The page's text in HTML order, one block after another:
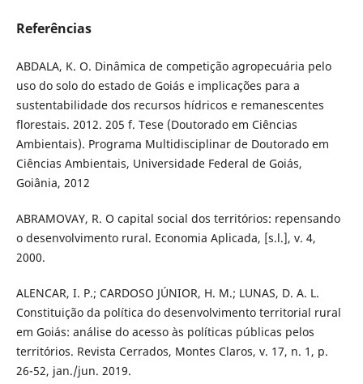
Referências
ABDALA, K. O. Dinâmica de competição agropecuária pelo
uso do solo do estado de Goiás e implicações para a
sustentabilidade dos recursos hídricos e remanescentes
florestais. 2012. 205 f. Tese (Doutorado em Ciências
Ambientais). Programa Multidisciplinar de Doutorado em
Ciências Ambientais, Universidade Federal de Goiás,
Goiânia, 2012
ABRAMOVAY, R. O capital social dos territórios: repensando
o desenvolvimento rural. Economia Aplicada, [s.l.], v. 4,
2000.
ALENCAR, I. P.; CARDOSO JÚNIOR, H. M.; LUNAS, D. A. L.
Constituição da política do desenvolvimento territorial rural
em Goiás: análise do acesso às políticas públicas pelos
territórios. Revista Cerrados, Montes Claros, v. 17, n. 1, p.
26-52, jan./jun. 2019.